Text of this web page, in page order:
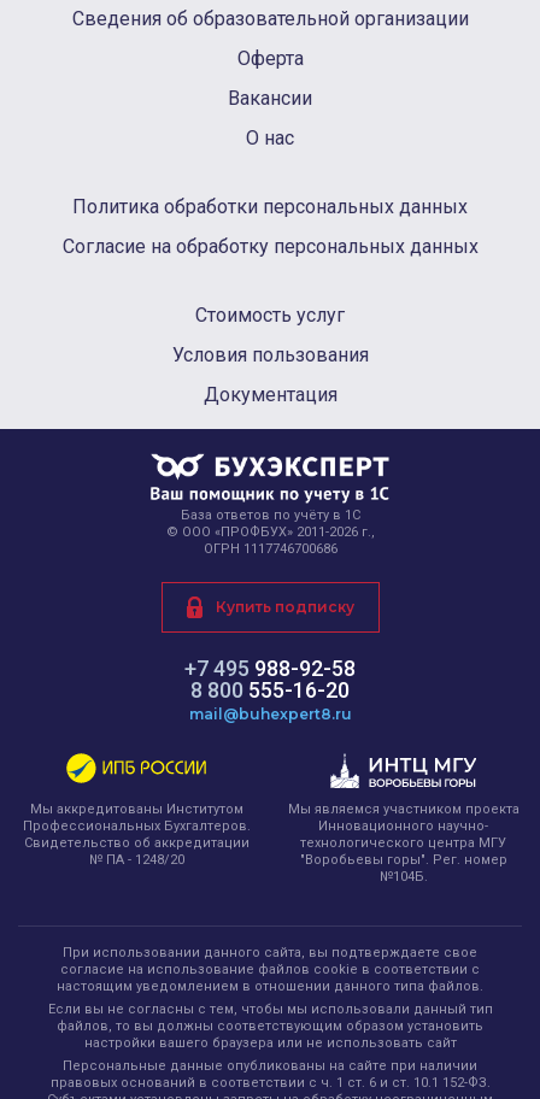
Сведения об образовательной организации
Оферта
Вакансии
О нас
Политика обработки персональных данных
Согласие на обработку персональных данных
Стоимость услуг
Условия пользования
Документация
База ответов по учёту в 1С
© ООО «ПРОФБУХ» 2011-2026 г.,
ОГРН 1117746700686
+7 495 988-92-58
8 800 555-16-20
mail@buhexpert8.ru
Купить подписку
Мы аккредитованы Институтом
Профессиональных Бухгалтеров.
Свидетельство об аккредитации
№ ПА - 1248/20
Мы являемся участником проекта
Инновационного научно-
технологического центра МГУ
"Воробьевы горы". Рег. номер
№104Б.
При использовании данного сайта, вы подтверждаете свое
согласие на использование файлов cookie в соответствии с
настоящим уведомлением в отношении данного типа файлов.
Если вы не согласны с тем, чтобы мы использовали данный тип
файлов, то вы должны соответствующим образом установить
настройки вашего браузера или не использовать сайт
Персональные данные опубликованы на сайте при наличии
правовых оснований в соответствии с ч. 1 ст. 6 и ст. 10.1 152-ФЗ.